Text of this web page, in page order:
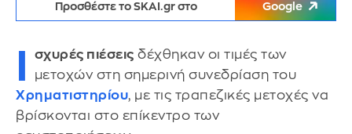
Προσθέστε το SKAI.gr στο Google
σχυρές πιέσεις δέχθηκαν οι τιμές των
μετοχών στη σημερινή συνεδρίαση του
Χρηματιστηρίου, με τις τραπεζικές μετοχές να
βρίσκονται στο επίκεντρο των